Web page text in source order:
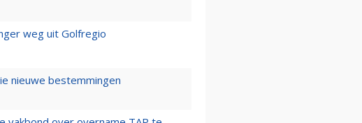
weg uit Golfregio
nieuwe bestemmingen